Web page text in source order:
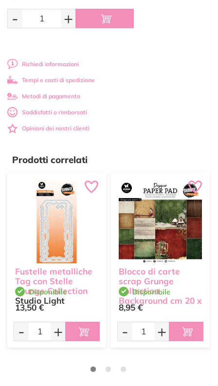
- +
Richiedi informazioni
Tempi e costi di spedizione
Metodi di pagamento
Soddisfatti o rimborsati
Opinioni dei nostri clienti
Prodotti correlati
Fustelle metalliche
Tag con Stelle
Grunge Collection
Studio Light
Disponibile
13,50 €
- +
Blocco di carte
scrap Grunge
Collection
Background cm 20 x
20 Studio Light
Disponibile
8,95 €
- +